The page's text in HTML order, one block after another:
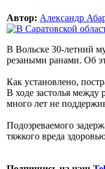
Автор: Александр
В Вольске 30-летний
резаными ранами. Об
Как установлено,
В ходе застолья между
много лет не
Подозреваемого
тяжкого вреда